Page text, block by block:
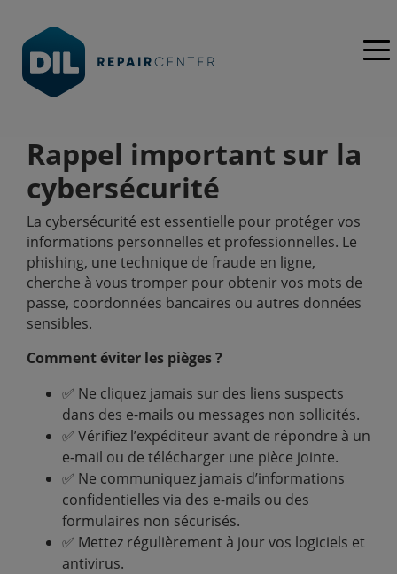
Rappel important sur la
cybersécurité
La cybersécurité est essentielle pour protéger vos
informations personnelles et professionnelles. Le
phishing, une technique de fraude en ligne,
cherche à vous tromper pour obtenir vos mots de
passe, coordonnées bancaires ou autres données
sensibles.
Comment éviter les pièges ?
✅ Ne cliquez jamais sur des liens suspects
dans des e-mails ou messages non sollicités.
✅ Vérifiez l’expéditeur avant de répondre à un
e-mail ou de télécharger une pièce jointe.
✅ Ne communiquez jamais d’informations
confidentielles via des e-mails ou des
formulaires non sécurisés.
✅ Mettez régulièrement à jour vos logiciels et
antivirus.